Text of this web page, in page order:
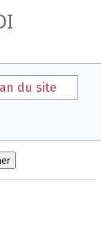
du site